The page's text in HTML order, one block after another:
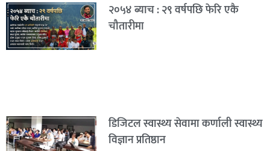
२०५४ ब्याच : २९ वर्षपछि फेरि एकै
चौतारीमा
डिजिटल स्वास्थ्य सेवामा कर्णाली स्वास्थ्य
विज्ञान प्रतिष्ठान